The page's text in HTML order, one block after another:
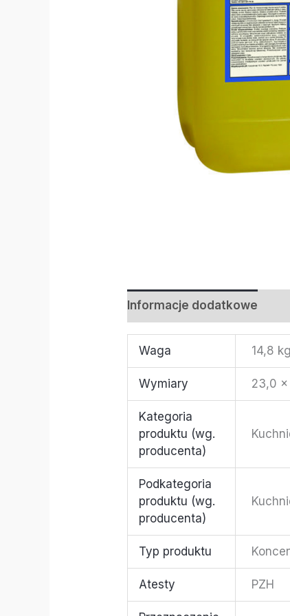
Informacje dodatkowe
Waga 14,8 kg
Wymiary 23,0
Kategoria
produktu (wg.
producenta)
Podkategoria
produktu (wg.
producenta)
Typ produktu
Atesty PZH